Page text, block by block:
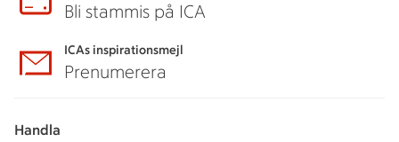
Bli stammis på ICA
ICAs inspirationsmejl
Prenumerera
Handla